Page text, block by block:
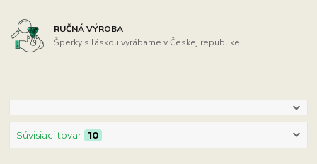
RUČNÁ VÝROBA
Šperky s láskou vyrábame v Českej republike
Súvisiaci tovar 10